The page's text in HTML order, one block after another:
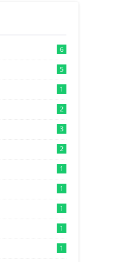
6
5
1
2
3
2
1
1
1
1
1